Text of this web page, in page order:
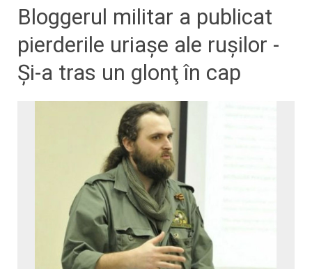
Bloggerul militar a publicat
pierderile uriaşe ale ruşilor -
Şi-a tras un glonţ în cap